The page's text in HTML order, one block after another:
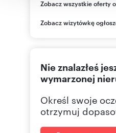
Gdańsk
PL
Zobacz wszystkie oferty
Zobacz wizytówkę
Nie znalazłeś
wymarzonej
Określ swoje
otrzymuj